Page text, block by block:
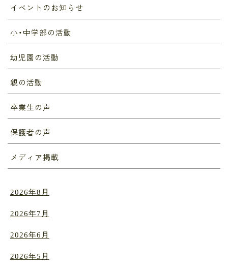
イベントのお知らせ
小・中学部の活動
幼児園の活動
親の活動
卒業生の声
保護者の声
メディア掲載
2026年8月
2026年7月
2026年6月
2026年5月